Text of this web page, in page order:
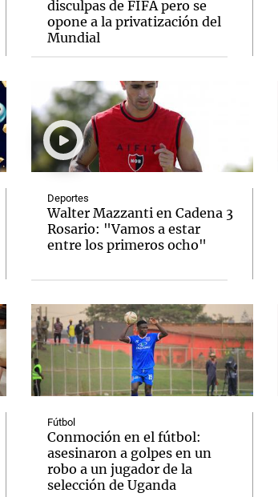
disculpas de FIFA pero se
opone a la privatización del
Mundial
Deportes
Walter Mazzanti en Cadena 3
Rosario: "Vamos a estar
entre los primeros ocho"
Fútbol
Conmoción en el fútbol:
asesinaron a golpes en un
robo a un jugador de la
selección de Uganda
de Arequito
Notas
Cadena 3 en Groenlandia